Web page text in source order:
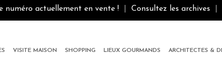
numéro actuellement en vente ! Consultez les archives
VISITE MAISON SHOPPING LIEUX GOURMANDS ARCHITECTES &